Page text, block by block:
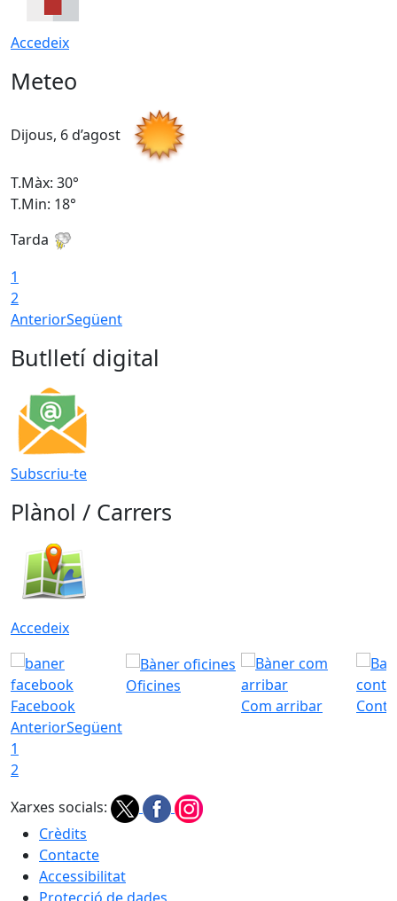
Accedeix
Meteo
Dijous, 6 d’agost
T.Màx: 30°
T.Min: 18°
Tarda
1
2
AnteriorSegüent
Butlletí digital
Subscriu-te
Plànol / Carrers
Accedeix
Facebook
Oficines
Com arribar
AnteriorSegüent
1
2
Xarxes socials:
Crèdits
Contacte
Accessibilitat